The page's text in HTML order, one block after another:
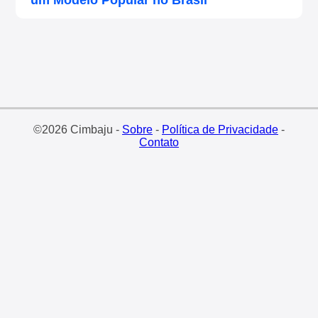
©2026 Cimbaju - Sobre- Política de Privacidade-
Contato